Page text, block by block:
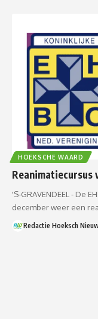
HOEKSCHE WAARD
Reanimatiecursus
'S-GRAVENDEEL - De
december weer een
Redactie Hoeksch